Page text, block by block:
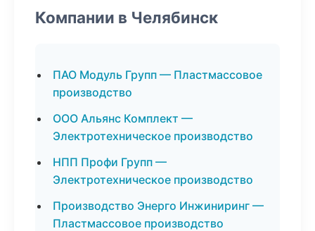
Компании в Челябинск
ПАО Модуль Групп — Пластмассовое
производство
ООО Альянс Комплект —
Электротехническое производство
НПП Профи Групп —
Электротехническое производство
Производство Энерго Инжиниринг —
Пластмассовое производство